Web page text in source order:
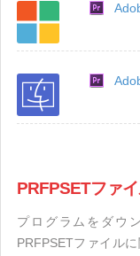
PRFPSETファ
プログラムをダウ
PRFPSETファイル